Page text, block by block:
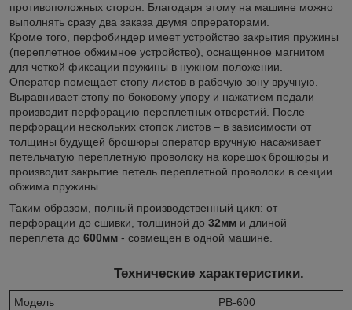
противоположных сторон. Благодаря этому на машине можно
выполнять сразу два заказа двумя опрераторами.
Кроме того, перфобиндер имеет устройство закрытия пружины
(переплетное обжимное устройство), оснащенное магнитом
для четкой фиксации пружины в нужном положении.
Оператор помещает стопу листов в рабочую зону вручную.
Выравнивает стопу по боковому упору и нажатием педали
производит перфорацию переплетных отверстий. После
перфорации нескольких стопок листов – в зависимости от
толщины будущей брошюры оператор вручную насаживает
петельчатую переплетную проволоку на корешок брошюры и
производит закрытие петель переплетной проволоки в секции
обжима пружины.
Таким образом, полный производственный цикл: от
перфорации до сшивки, толщиной до 32мм и длиной
переплета до 600мм - совмещен в одной машине.
Технические характеристики.
Модель
PB-600